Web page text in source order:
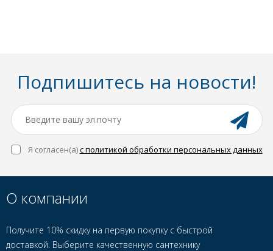
Подпишитесь на новости!
Я согласен(a)с политикой обработки персональных данных
О компании
Получите 10% скидку на первую покупку с быстрой
доставкой. Выберите качественную сантехнику